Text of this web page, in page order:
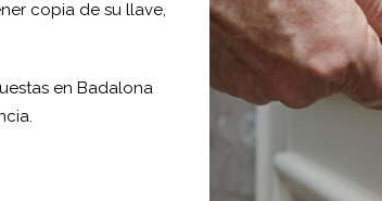
copia de su llave,
en Badalona